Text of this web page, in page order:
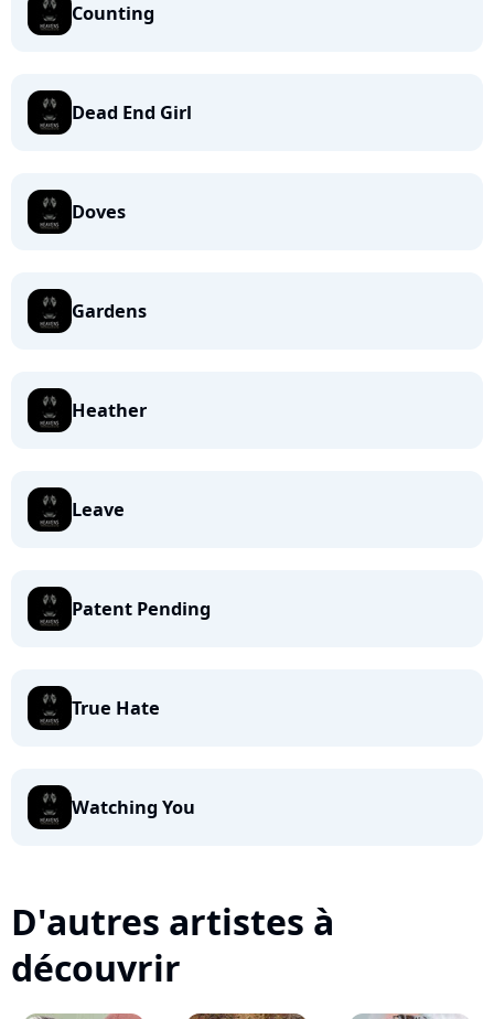
Counting
Dead End Girl
Doves
Gardens
Heather
Leave
Patent Pending
True Hate
Watching You
D'autres artistes à
découvrir